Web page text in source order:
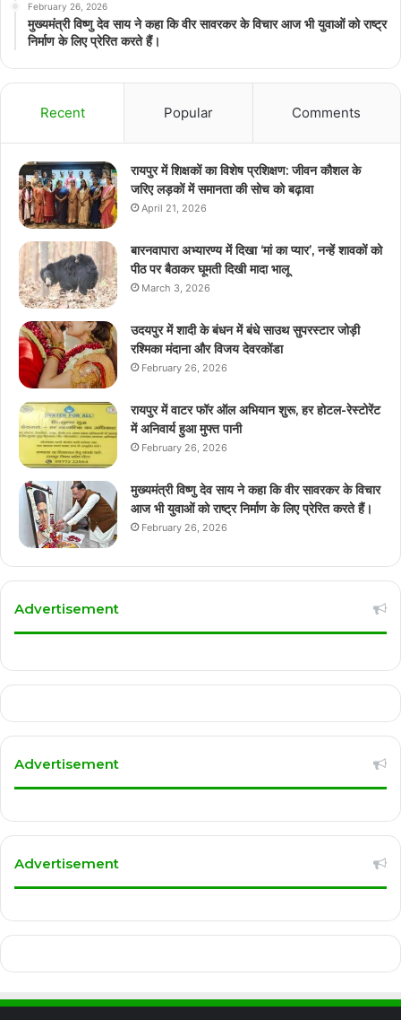
February 26, 2026
मुख्यमंत्री विष्णु देव साय ने कहा कि वीर सावरकर के विचार आज भी युवाओं को राष्ट्र
निर्माण के लिए प्रेरित करते हैं।
Recent Popular Comments
रायपुर में शिक्षकों का विशेष प्रशिक्षण: जीवन कौशल के
जरिए लड़कों में समानता की सोच को बढ़ावा
April 21, 2026
बारनवापारा अभ्यारण्य में दिखा ‘मां का प्यार’, नन्हें शावकों को
पीठ पर बैठाकर घूमती दिखी मादा भालू
March 3, 2026
उदयपुर में शादी के बंधन में बंधे साउथ सुपरस्टार जोड़ी
रश्मिका मंदाना और विजय देवरकोंडा
February 26, 2026
रायपुर में वाटर फॉर ऑल अभियान शुरू, हर होटल-रेस्टोरेंट
में अनिवार्य हुआ मुफ्त पानी
February 26, 2026
मुख्यमंत्री विष्णु देव साय ने कहा कि वीर सावरकर के विचार
आज भी युवाओं को राष्ट्र निर्माण के लिए प्रेरित करते हैं।
February 26, 2026
Advertisement
Advertisement
Advertisement